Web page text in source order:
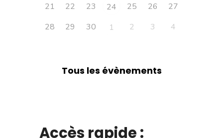
21
22 23 24 25 26
27
28
29 30 1 2 3 4
Tous les évènements
Accès rapide :